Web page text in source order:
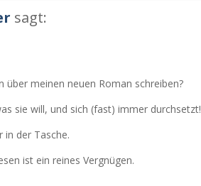
sagt:
meinen neuen Roman schreiben?
sie will, und sich (fast) immer durchsetzt!
in der Tasche.
ist ein reines Vergnügen.